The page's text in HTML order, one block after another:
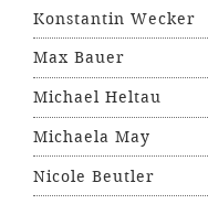
Konstantin Wecker
Max Bauer
Michael Heltau
Michaela May
Nicole Beutler